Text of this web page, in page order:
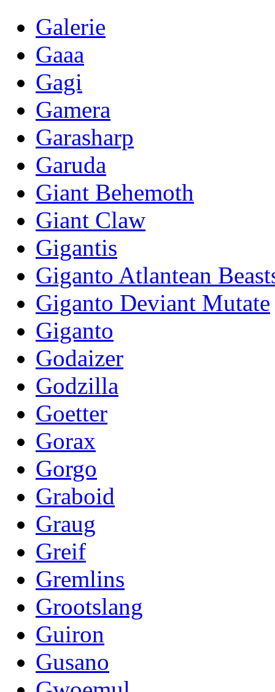
Galerie
Gaaa
Gagi
Gamera
Garasharp
Garuda
Giant Behemoth
Giant Claw
Gigantis
Giganto Atlantean
Giganto Deviant Mutate
Giganto
Godaizer
Godzilla
Goetter
Gorax
Gorgo
Graboid
Graug
Greif
Gremlins
Grootslang
Guiron
Gusano